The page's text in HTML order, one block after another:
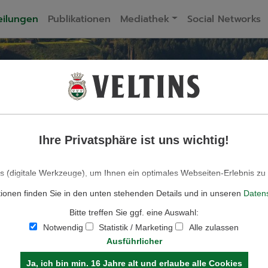
Publikationen Mediathek Social Networks
Ihre Privatsphäre ist uns wichtig!
(digitale Werkzeuge), um Ihnen ein optimales Webseiten-Erlebnis
die lediglich zu anonymen Statistikzwecken, für
zulassen möchten. Bitte beachten Sie, dass auf Basis Ihrer
der Seite zur Verfügung stehen. Weitere Informationen
Datenschutzhinweisen.
finden Sie in den unten stehenden Details und in unseren
Bitte treffen Sie ggf. eine Auswahl:
Notwendig
Statistik / Marketing
Alle zulassen
Ausführlicher
Ja, ich bin min. 16 Jahre alt und erlaube alle Cookies